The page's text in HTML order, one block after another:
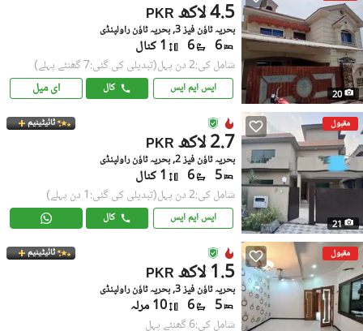
20
PKR 4.5 لاکھ
بحریہ ٹاؤن فیز 3, بحریہ ٹاؤن راولپنڈی
6
6 1 کنال
شامل کی:2 دن پہل (تبدیلی کی گئی:7 گھنٹے پہلے)
ایس ایم ایس کال ای میل
مقبول
21
ٹائیٹینیم
PKR 2.7 لاکھ
بحریہ ٹاؤن فیز 2, بحریہ ٹاؤن راولپنڈی
5
6 1 کنال
شامل کی:2 دن پہل (تبدیلی کی گئی:1 دن پہلے)
ایس ایم ایس کال
مقبول ٹائیٹینیم
PKR 1.5 لاکھ
بحریہ ٹاؤن فیز 3, بحریہ ٹاؤن راولپنڈی
5
6 10 مرلہ
شامل کی:6 گھنٹے پہل